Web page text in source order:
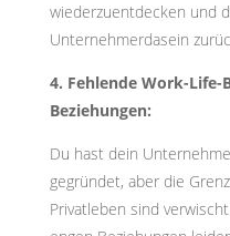
wiederzuentdecken und
Unternehmerdasein
4. Fehlende Work-Life-
Beziehungen:
Du hast dein
gegründet, aber die
Privatleben sind